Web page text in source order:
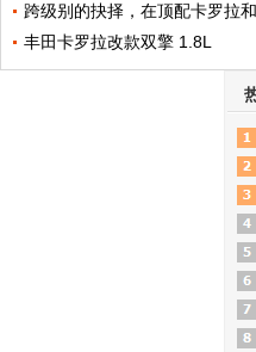
跨级别的抉择，在顶配卡罗拉
丰田卡罗拉改款双擎 1.8L